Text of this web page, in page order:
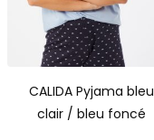
CALIDA Pyjama bleu
clair / bleu foncé